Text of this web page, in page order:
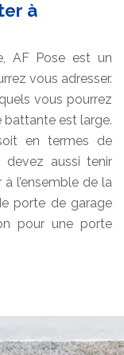
à
AF Pose est un
vous adresser.
vous pourrez
battante est large.
en termes de
devez aussi tenir
l’ensemble de la
porte de garage
pour une porte